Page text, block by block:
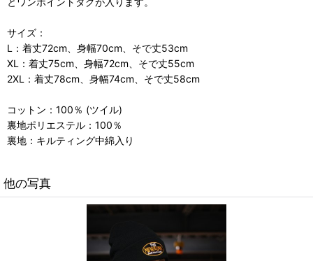
サイズ：
L：着丈72cm、身幅70cm、そで丈53cm
XL：着丈75cm、身幅72cm、そで丈55cm
2XL：着丈78cm、身幅74cm、そで丈58cm
コットン：100％ (ツイル)
裏地ポリエステル：100％
裏地：キルティング中綿入り
他の写真